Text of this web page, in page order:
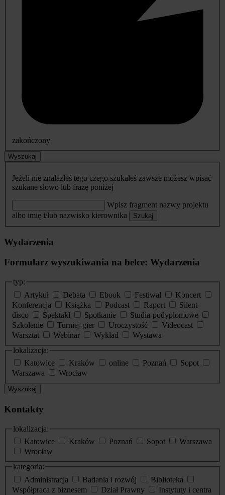
zakończony
Wyszukaj
Jeżeli nie znalazłeś tego czego szukałeś zawsze możesz wpisać
szukane słowo lub frazę poniżej
Wpisz fragment nazwy projektu
albo imię i/lub nazwisko kierownika
Szukaj
Wydarzenia
Formularz wyszukiwania na belce: Wydarzenia
typ:
Artykuł
Debata Ebook Festiwal
Koncert
Konferencja
Książka Podcast Raport
Silent-
disco
Spektakl Spotkanie
Studia-podyplomowe
Szkolenie
Turniej-gier Uroczystość
Videocast
Warsztat
Webinar Wykład
Wystawa
lokalizacja:
Katowice
Kraków online Poznań
Sopot
Warszawa
Wrocław
Wyszukaj
Kontakty
lokalizacja:
Katowice
Kraków Poznań Sopot
Warszawa
Wrocław
kategoria:
Administracja
Badania i rozwój
Biblioteka
Współpraca z biznesem
Dział Prawny
Instytuty i centra